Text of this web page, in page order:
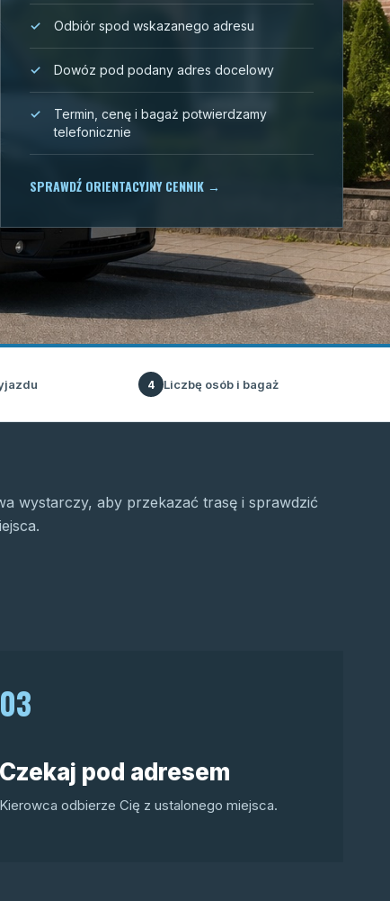
Odbiór spod wskazanego adresu
Dowóz pod podany adres docelowy
Termin, cenę i bagaż potwierdzamy
telefonicznie
SPRAWDŹ ORIENTACYJNY CENNIK →
4 Liczbę osób i bagaż
wystarczy, aby przekazać trasę i sprawdzić
03
Czekaj pod adresem
Kierowca odbierze Cię z ustalonego miejsca.